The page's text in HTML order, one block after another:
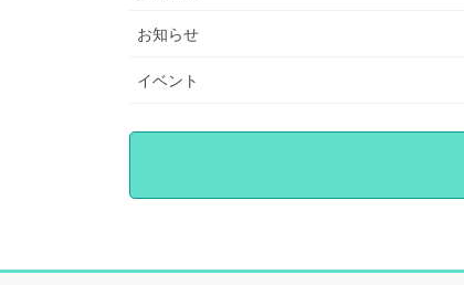
お知らせ
イベント